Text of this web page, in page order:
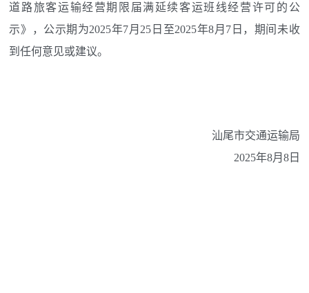
道路旅客运输经营期限届满延续客运班线经营许可的公
示》，公示期为2025年7月25日至2025年8月7日，期间未收
到任何意见或建议。
汕尾市交通运输局
2025年8月8日